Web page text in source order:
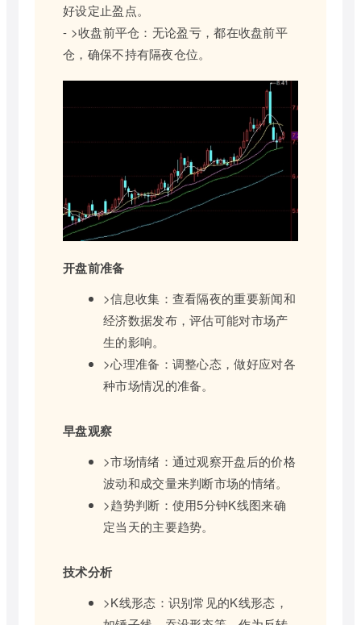
好设定止盈点。
- >收盘前平仓：无论盈亏，都在收盘前平
仓，确保不持有隔夜仓位。
开盘前准备
>信息收集：查看隔夜的重要新闻和
经济数据发布，评估可能对市场产
生的影响。
>心理准备：调整心态，做好应对各
种市场情况的准备。
早盘观察
>市场情绪：通过观察开盘后的价格
波动和成交量来判断市场的情绪。
>趋势判断：使用5分钟K线图来确
定当天的主要趋势。
技术分析
>K线形态：识别常见的K线形态，